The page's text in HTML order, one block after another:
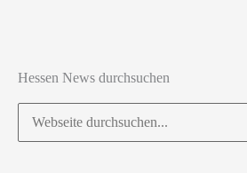
Hessen News durchsuchen
Suchen
nach: